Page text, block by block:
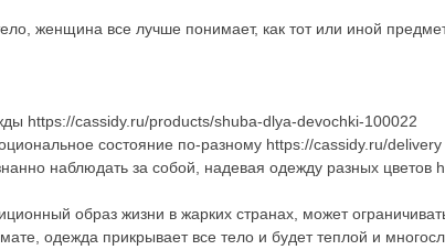
женщина все лучше понимает, как тот или иной
https://cassidy.ru/products/shuba-dlya-devochki-100022
состояние по-разному https://cassidy.ru/delivery
наблюдать за собой, надевая одежду разных цветов
образ жизни в жарких странах, может
одежда прикрывает все тело и будет теплой и